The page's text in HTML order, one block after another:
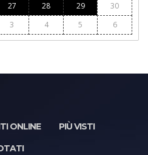
27 28 29
30
3 4 5 6
ONLINE
PIÙ VISTI